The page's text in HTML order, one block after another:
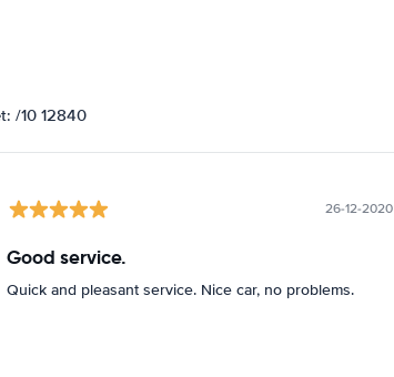
/10 12840
26-12-2020
Good service.
Quick and pleasant service. Nice car, no problems.